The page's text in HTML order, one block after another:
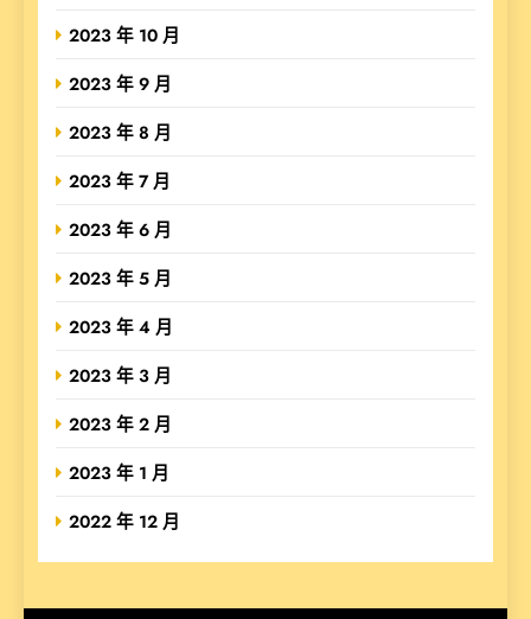
2023 年 10 月
2023 年 9 月
2023 年 8 月
2023 年 7 月
2023 年 6 月
2023 年 5 月
2023 年 4 月
2023 年 3 月
2023 年 2 月
2023 年 1 月
2022 年 12 月